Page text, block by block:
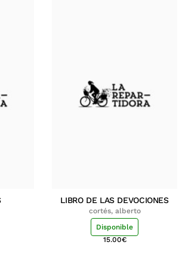
LIBRO DE LAS DEVOCIONES
cortés, alberto
Disponible
15.00€